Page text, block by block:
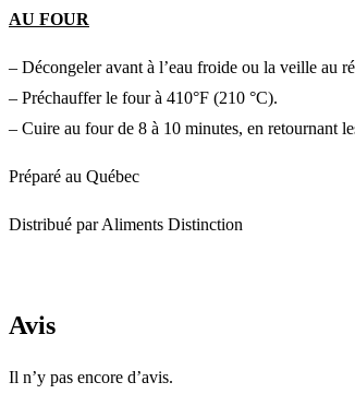
AU FOUR
– Décongeler avant à l’eau froide ou la veille au
– Préchauffer le four à 410°F (210 °C).
– Cuire au four de 8 à 10 minutes, en retournant
Préparé au Québec
Distribué par Aliments Distinction
Avis
Il n’y pas encore d’avis.